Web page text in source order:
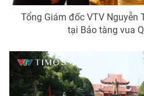
Tổng Giám đốc VTV Nguyễn
tại Bảo tàng vua